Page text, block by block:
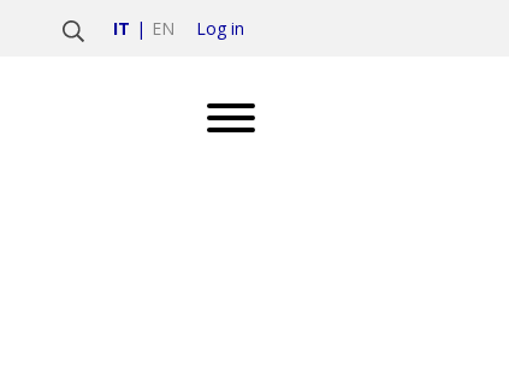
IT EN Log in